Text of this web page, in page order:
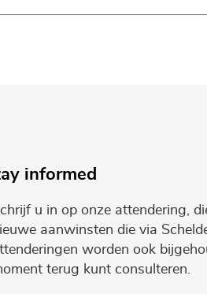
informed
u in op onze attendering,
aanwinsten die via
worden ook
terug kunt consulteren.